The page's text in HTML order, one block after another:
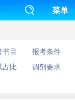
菜单
书目
报考条件
占比
调剂要求